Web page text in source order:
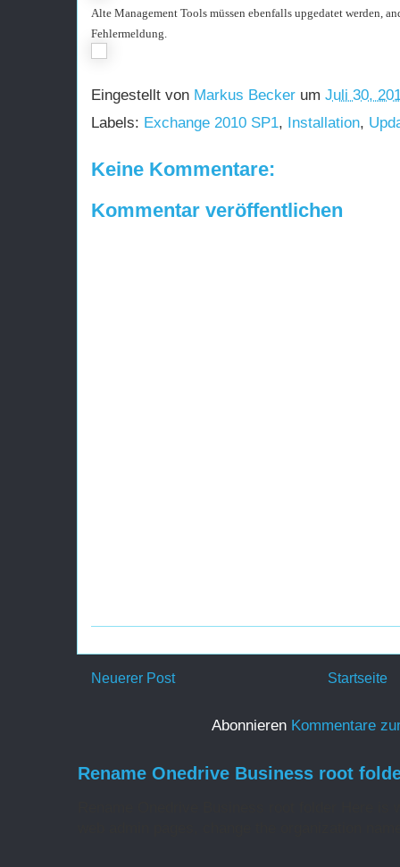
Alte Management Tools müssen ebenfalls upgedatet werden,
Fehlermeldung.
Eingestellt von Markus Becker um Juli 30,
Labels: Exchange 2010 SP1, Installation,
Keine Kommentare:
Kommentar veröffentlichen
Neuerer Post Startseite
Abonnieren Kommentare
Rename Onedrive Business root